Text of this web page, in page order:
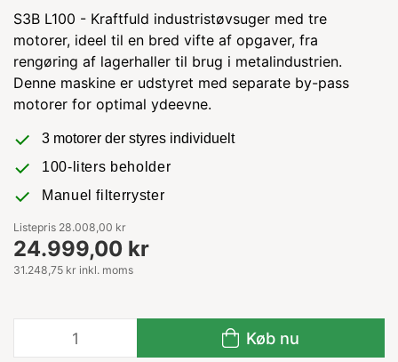
S3B L100 - Kraftfuld industristøvsuger med tre
motorer, ideel til en bred vifte af opgaver, fra
rengøring af lagerhaller til brug i metalindustrien.
Denne maskine er udstyret med separate by-pass
motorer for optimal ydeevne.
3 motorer der styres individuelt
100-liters beholder
Manuel filterryster
Listepris 28.008,00 kr
24.999,00 kr
31.248,75 kr inkl. moms
Køb nu